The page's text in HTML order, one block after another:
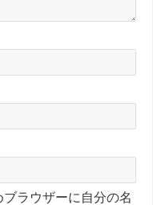
ラウザーに自分の名